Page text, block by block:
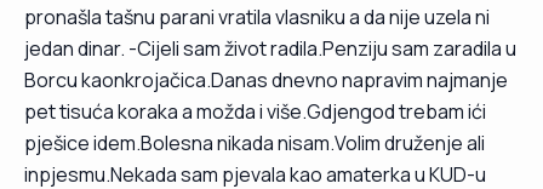
pronašla tašnu parani vratila vlasniku a da nije uzela ni
jedan dinar. -Cijeli sam život radila.Penziju sam zaradila u
Borcu kaonkrojačica.Danas dnevno napravim najmanje
pet tisuća koraka a možda i više.Gdjengod trebam ići
pješice idem.Bolesna nikada nisam.Volim druženje ali
inpjesmu.Nekada sam pjevala kao amaterka u KUD-u